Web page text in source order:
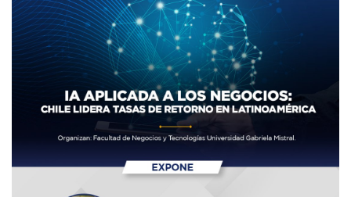
Language Center
CIEO
Contacto y Horarios
modo claro